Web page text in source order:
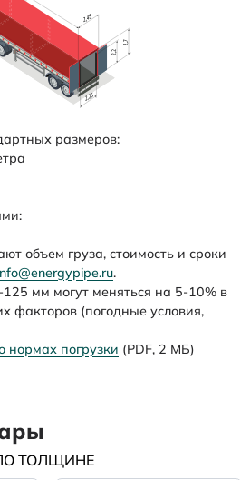
размеров:
объем груза, стоимость и сроки
.
мм могут меняться на 5-10% в
факторов (погодные условия,
погрузки (PDF, 2 МБ)
ТОЛЩИНЕ